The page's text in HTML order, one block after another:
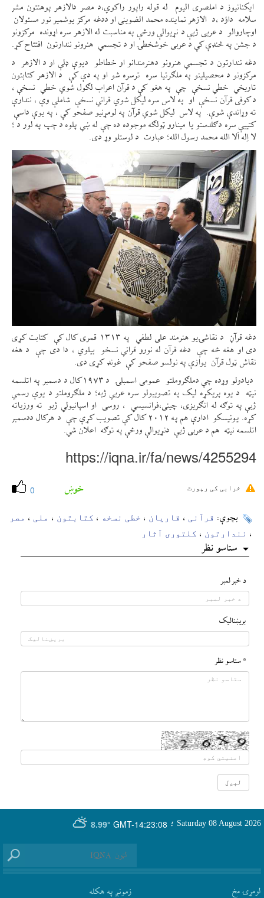
ایکنانیوز د املصری الیوم له قوله راپور راکوي،د مصر دالازهر پوهنتون مشر
سلامه داؤد ،د الازهر نماینده محمد الضوینی او ددغه مرکز یوشمیر نور مسئولان
اوچاروالو د عربی ژبې د نړیوالې ورځې په مناسبت له الازهر سره اړونده مرکزونو
د جشن په څنډې کې د عربی خوشخطۍ او د تجسمي هنرونو نندارتون افتتاح کړ.
دغه نندارتون د تجسمي هنرونو دهنرمندانو او خطاطو دیوې ډلې او د الازهر د
مرکزونو د محصیلینو په ملګرتیا سره ترسره شو او په دې کې د الازهر کتابتون
تاریخي خطي نسخې چې په هغو کې د قرآن اعراب لګول شوي خطي نسخې ،
د کوفی قرآن نسخې او په لاس سره لیکل شوي قراني نسخې شاملې وې ، نندارې
ته وړاندې شوې. په لاس لیکل شوي قرآن په لومړنیو صفحو کې ، په یوې داسې
کتیبې سره دګلدستو یا مینارو ټولګه موجوده ده چې له ښي پلوه د چپ په لور د ؛
لا اِله اَلا الله محمد رسول الله؛ عبارت د لوستلو وړ دی.
دغه قرآڼ د نقاشۍیو هنرمند علی لطفي په ۱۳۱۳ قمری کال کې کتابت کړی
دی او هغه څه چې دغه قرآن له نورو قراني نسخو بیلوي ، دا دی چې د هغه
نقاش ټول قرآن یوازې په نولسو صفحو کې غونډ کړی دی.
دیادولو وړده چې دملګروملتو عمومی اسمبلۍ د ۱۹۷۳کال د دسمبر په اتلسمه
نیټه د یوه پریکړه لیک په تصویبولو سره عربي ژبه؛ د ملګروملتو د یوې رسمي
ژبې په توګه له انګریزی، چینی،فرانسیسي ، روسی او اسپانیولي ژبو ته ورزیاته
کړه. یونیسکو ادارې هم په ۲۰۱۲ کال کې تصویب کړې چې د هرکال ددسمبر
اتلسمه نیټه هم د عربی ژبې دنړیوالې ورځې په توګه اعلان شي.
https://iqna.ir/fa/news/4255294
0 خوښ خرابی کی رپورٹ
بچوې: قرآنی ، قاریان ، خطی نسخه ، کتابتون ، ملی ، مصر
، نندارتون ، کلتوری آثار
ستاسو نظر
د خبر لمبر
بريښناليک
* ستاسو نظر
GMT-14:23:08
8.99° Saturday 08 August 2026 ؛
لومړۍ مخ زمونږ په هکله